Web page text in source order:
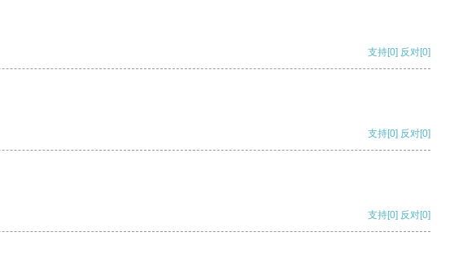
支持[0] 反对[0]
支持[0] 反对[0]
支持[0] 反对[0]